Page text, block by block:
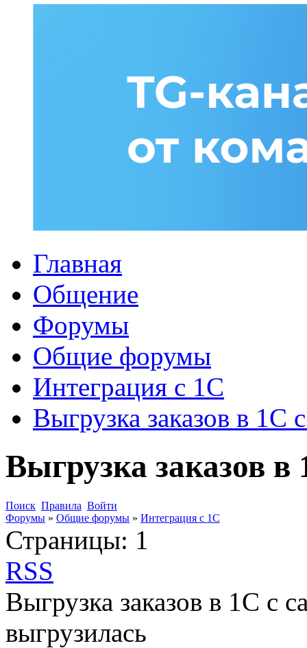
Главная
Общение
Форумы
Общие форумы
Интеграция с 1С
Выгрузка заказов в 1С
Выгрузка заказов в
Поиск Правила Войти
Форумы » Общие форумы » Интеграция с 1С
Страницы: 1
RSS
Выгрузка заказов в 1С с
выгрузилась